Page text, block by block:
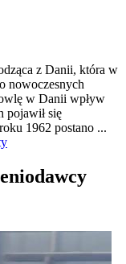
z Danii, która w
nowoczesnych
w Danii wpływ
pojawił się
1962 postano ...